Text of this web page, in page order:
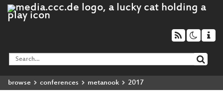
browse conferences metanook 2017